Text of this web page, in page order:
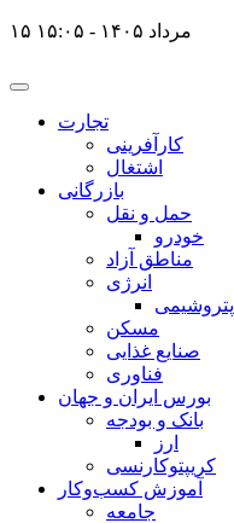
۱۵ مرداد ۱۴۰۵ - ۱۵:۰۵
تجارت
کارآفرینی
اشتغال
بازرگانی
حمل و نقل
خودرو
مناطق آزاد
انرژی
پتروشیمی
مسکن
صنایع غذایی
فناوری
بورس ایران و جهان
بانک و بودجه
ارز
کریپتوکارنسی
آموزش کسب‌وکار
جامعه